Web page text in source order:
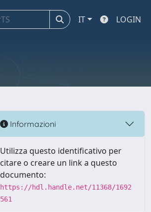
IT LOGIN
Informazioni
Utilizza questo identificativo per
citare o creare un link a questo
documento:
https://hdl.handle.net/11368/1692
561